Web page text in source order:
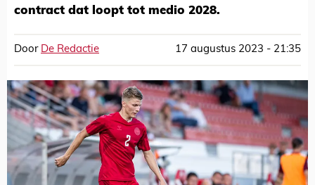
contract dat loopt tot medio 2028.
Door De Redactie 17 augustus 2023 - 21:35